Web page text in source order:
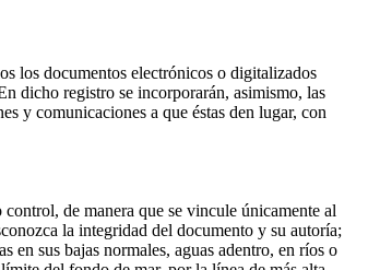
los documentos electrónicos o digitalizados
dicho registro se incorporarán, asimismo, las
y comunicaciones a que éstas den lugar, con
de manera que se vincule únicamente al
la integridad del documento y su autoría;
en sus bajas normales, aguas adentro, en ríos o